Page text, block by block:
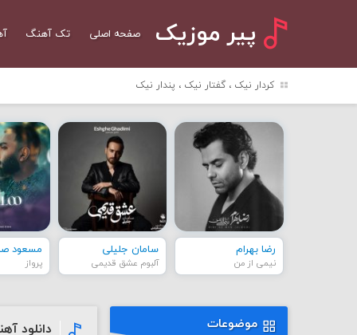
پیر موزیک صفحه اصلی تک آهنگ
کردار نیک ، گفتار نیک ، پندار نیک
رضا بهرام
نیمی از من
سامان جلیلی
آلبوم عشق قدیمی
مسعود
پرواز
دانلود موضوعات